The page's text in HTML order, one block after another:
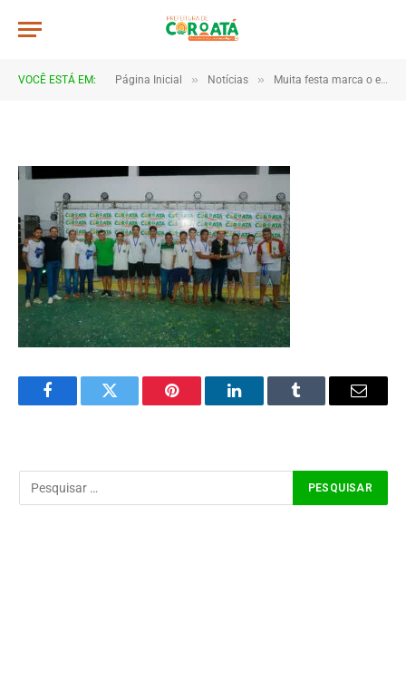
VOCÊ ESTÁ EM: Página Inicial » Notícias » Muita festa marca o encerramento dos Jogos Escolares 2025 em Coroatá
IMG_0166
FacebookTwitter Pinterest LinkedInTumblr Email